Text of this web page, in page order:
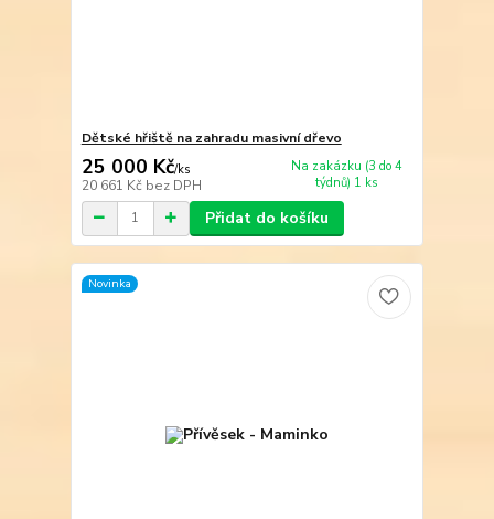
Dětské hřiště na zahradu masivní dřevo
25 000 Kč/ks
20 661 Kč bez DPH
Na zakázku (3 do 4
týdnů) 1 ks
Přidat do košíku
Novinka